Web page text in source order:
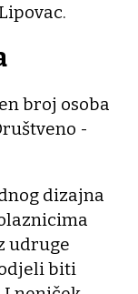
broj osoba
-
dizajna
udruge
biti